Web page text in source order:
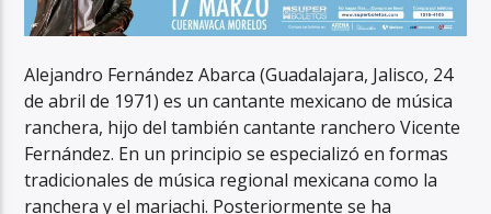
Alejandro Fernández Abarca (Guadalajara, Jalisco, 24
de abril de 1971) es un cantante mexicano de música
ranchera, hijo del también cantante ranchero Vicente
Fernández. En un principio se especializó en formas
tradicionales de música regional mexicana como la
ranchera y el mariachi. Posteriormente se ha